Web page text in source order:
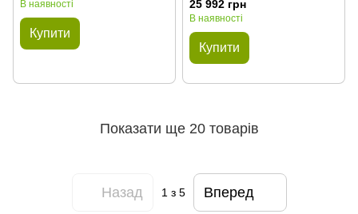
В наявності
Купити
25 992 грн
В наявності
Купити
Показати ще 20 товарів
Назад 1 з 5 Вперед